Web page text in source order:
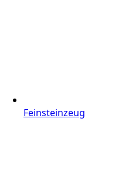
Feinsteinzeug